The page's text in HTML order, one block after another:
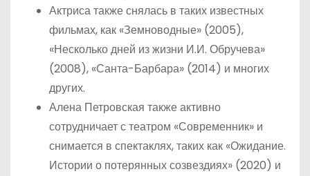
Актриса также снялась в таких известных
фильмах, как «Земноводные» (2005),
«Несколько дней из жизни И.И. Обручева»
(2008), «Санта-Барбара» (2014) и многих
других.
Алена Петровская также активно
сотрудничает с театром «Современник» и
снимается в спектаклях, таких как «Ожидание.
Истории о потерянных созвездиях» (2020) и